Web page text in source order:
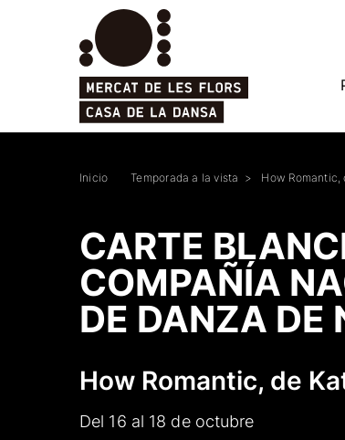
Inicio Temporada a la vista How Romantic,
CARTE
COMPAÑÍA
DE DANZA DE
How Romantic, de
Del 16 al 18 de octubre